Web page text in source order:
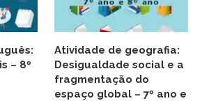
– 8º
Atividade de geografia:
Desigualdade social e a
fragmentação do
espaço global – 7º ano e